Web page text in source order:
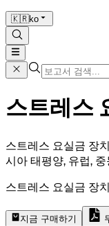
🇰🇷ko
스트레스
스트레스 요실금 장
시아 태평양, 유럽,
스트레스 요실금 장
지금 구매하기